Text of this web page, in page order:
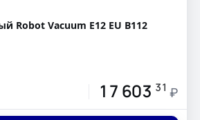
Robot Vacuum E12 EU B112
17 603 31 ₽